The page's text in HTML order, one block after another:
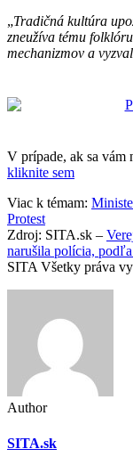
„Tradičná kultúra
zneužíva tému
mechanizmov a
V prípade, ak sa vám
kliknite sem
Viac k témam:
Protest
Zdroj: SITA.sk –
narušila polícia,
SITA Všetky práva
Author
SITA.sk